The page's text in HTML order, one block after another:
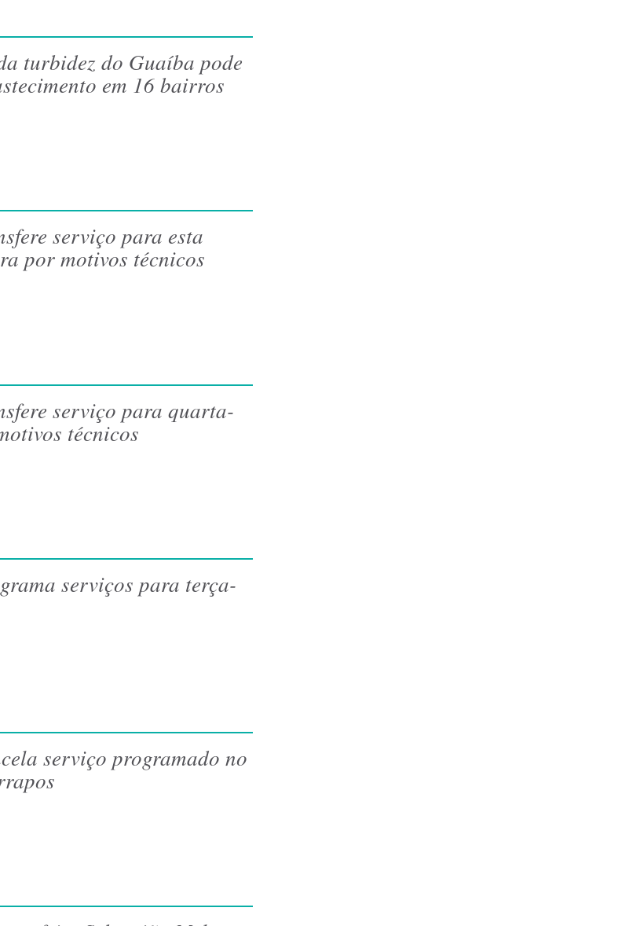
turbidez do Guaíba pode
em 16 bairros
serviço para esta
por motivos técnicos
serviço para quarta-
técnicos
serviços para terça-
serviço programado no